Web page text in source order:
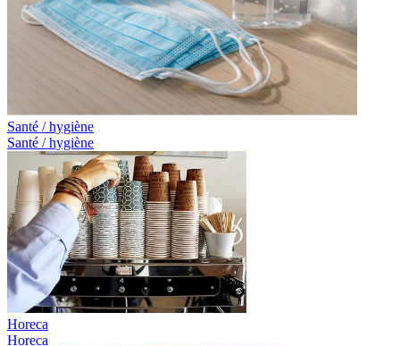
Santé / hygiène
Santé / hygiène
Horeca
Horeca